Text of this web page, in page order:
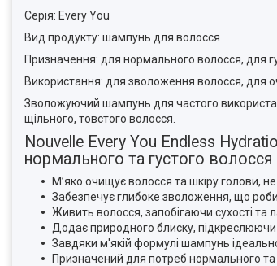
Серія: Every You
Вид продукту: шампунь для волосся
Призначення: для нормального волосся, для
Використання: для зволоження волосся, для
Зволожуючий шампунь для частого
щільного, товстого волосся.
Nouvelle Every You Endless
нормального та густого
М’яко очищує волосся та шкіру голови,
Забезпечує глибоке зволоження, що
Живить волосся, запобігаючи сухості та
Додає природного блиску,
Завдяки м'якій формулі шампунь
Призначений для потреб нормального